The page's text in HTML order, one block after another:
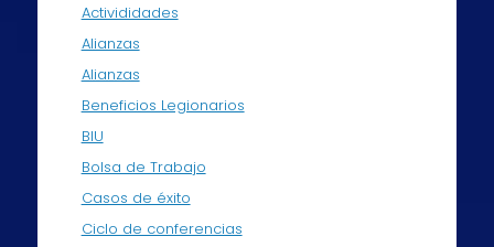
Activididades
Alianzas
Alianzas
Beneficios Legionarios
BIU
Bolsa de Trabajo
Casos de éxito
Ciclo de conferencias